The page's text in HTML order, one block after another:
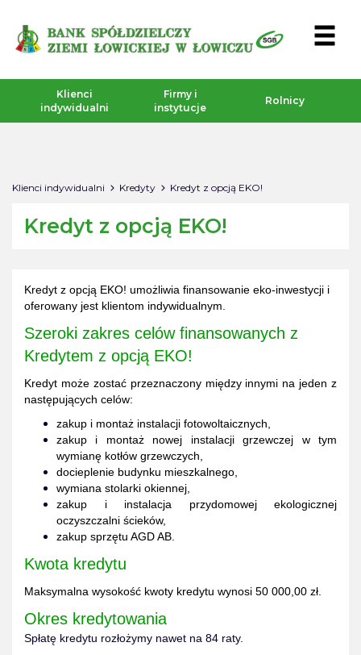
Klienci
indywidualni
Firmy i
instytucje
Rolnicy
Klienci indywidualni Kredyty Kredyt z opcją EKO!
Kredyt z opcją EKO!
Kredyt z opcją EKO! umożliwia finansowanie eko-inwestycji i
oferowany jest klientom indywidualnym.
Szeroki zakres celów finansowanych z
Kredytem z opcją EKO!
Kredyt może zostać przeznaczony między innymi na jeden z
następujących celów:
zakup i montaż instalacji fotowoltaicznych,
zakup i montaż nowej instalacji grzewczej w tym
wymianę kotłów grzewczych,
docieplenie budynku mieszkalnego,
wymiana stolarki okiennej,
zakup i instalacja przydomowej ekologicznej
oczyszczalni ścieków,
zakup sprzętu AGD AB.
Kwota kredytu
Maksymalna wysokość kwoty kredytu wynosi 50 000,00 zł.
Okres kredytowania
Spłatę kredytu rozłożymy nawet na 84 raty.